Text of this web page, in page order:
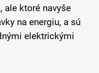
ale ktoré navyše
na energiu, a sú
elektrickými